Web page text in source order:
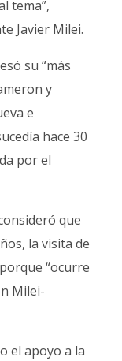
tema”,
Javier Milei.
su “más
y
e
hace 30
por el
que
la visita de
“ocurre
Milei-
el apoyo a la